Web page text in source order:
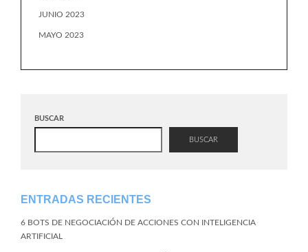
JUNIO 2023
MAYO 2023
BUSCAR
BUSCAR
ENTRADAS RECIENTES
6 BOTS DE NEGOCIACIÓN DE ACCIONES CON INTELIGENCIA
ARTIFICIAL